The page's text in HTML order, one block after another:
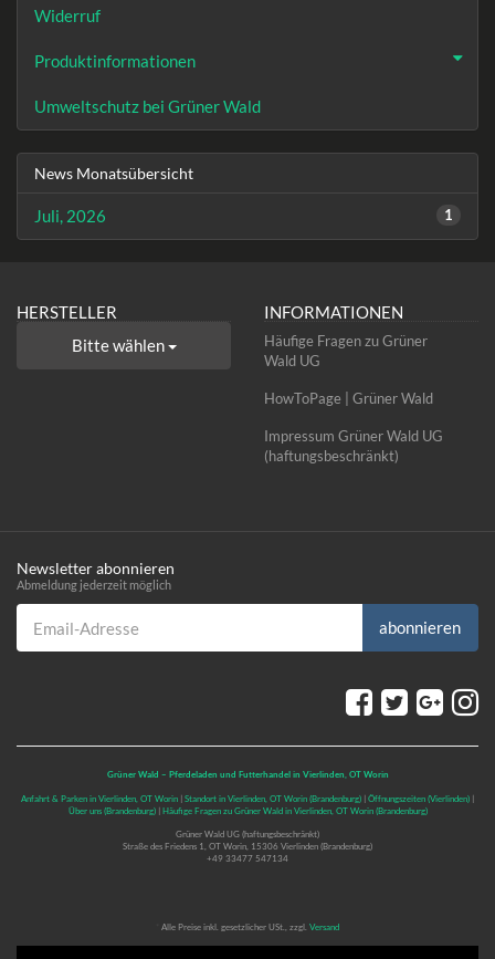
Widerruf
Produktinformationen
Umweltschutz bei Grüner Wald
News Monatsübersicht
Juli, 2026 1
HERSTELLER
Bitte wählen
INFORMATIONEN
Häufige Fragen zu Grüner
Wald UG
HowToPage | Grüner Wald
Impressum Grüner Wald UG
(haftungsbeschränkt)
Newsletter abonnieren
Abmeldung jederzeit möglich
Email-Adresse
abonnieren
Grüner Wald – Pferdeladen und Futterhandel in Vierlinden, OT Worin
Anfahrt & Parken in Vierlinden, OT Worin | Standort in Vierlinden, OT Worin (Brandenburg) | Öffnungszeiten (Vierlinden) |
Über uns (Brandenburg) | Häufige Fragen zu Grüner Wald in Vierlinden, OT Worin (Brandenburg)
Grüner Wald UG (haftungsbeschränkt)
Straße des Friedens 1, OT Worin, 15306 Vierlinden (Brandenburg)
+49 33477 547134
Alle Preise inkl. gesetzlicher USt., zzgl. Versand